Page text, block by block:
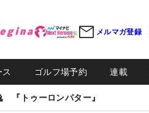
メルマガ登録
ゴルフ場予約 連載
『トゥーロンパター』